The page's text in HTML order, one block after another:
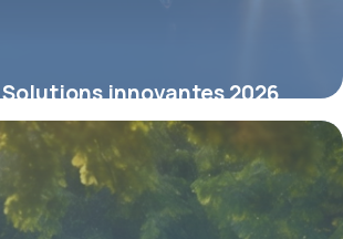
innovantes 2026